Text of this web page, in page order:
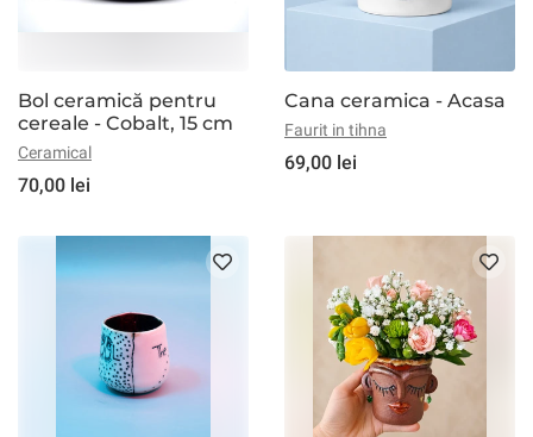
Bol ceramică pentru
cereale - Cobalt, 15 cm
Ceramical
70,00 lei
Cana ceramica - Acasa
Faurit in tihna
69,00 lei